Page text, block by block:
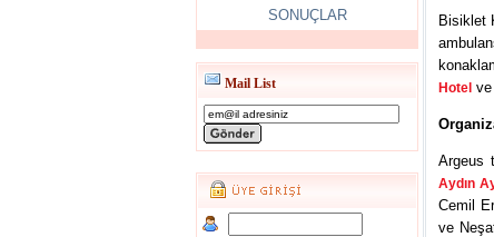
SONUÇLAR
Mail List
Bisiklet
Hotel ve
Argeus
Aydın
Cemil
ve